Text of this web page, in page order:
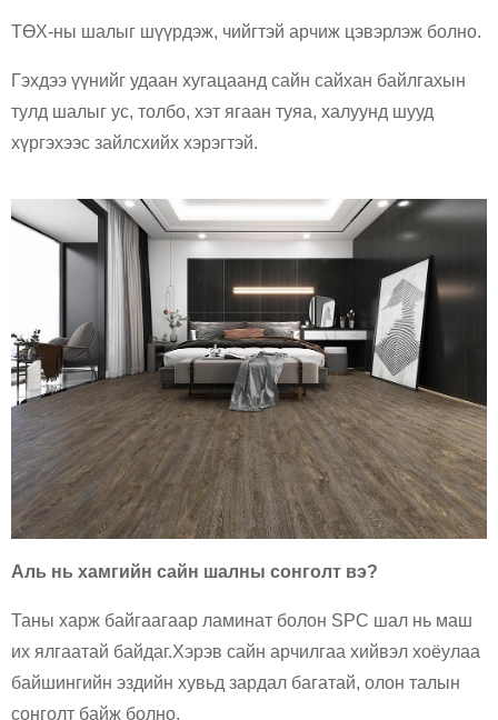
ТӨХ-ны шалыг шүүрдэж, чийгтэй арчиж цэвэрлэж болно.
Гэхдээ үүнийг удаан хугацаанд сайн сайхан байлгахын
тулд шалыг ус, толбо, хэт ягаан туяа, халуунд шууд
хүргэхээс зайлсхийх хэрэгтэй.
Аль нь хамгийн сайн шалны сонголт вэ?
Таны харж байгаагаар ламинат болон SPC шал нь маш
их ялгаатай байдаг.Хэрэв сайн арчилгаа хийвэл хоёулаа
байшингийн эздийн хувьд зардал багатай, олон талын
сонголт байж болно.